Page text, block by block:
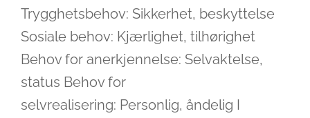
Trygghetsbehov: Sikkerhet, beskyttelse
Sosiale behov: Kjærlighet, tilhørighet
Behov for anerkjennelse: Selvaktelse,
status Behov for
selvrealisering: Personlig, åndelig I